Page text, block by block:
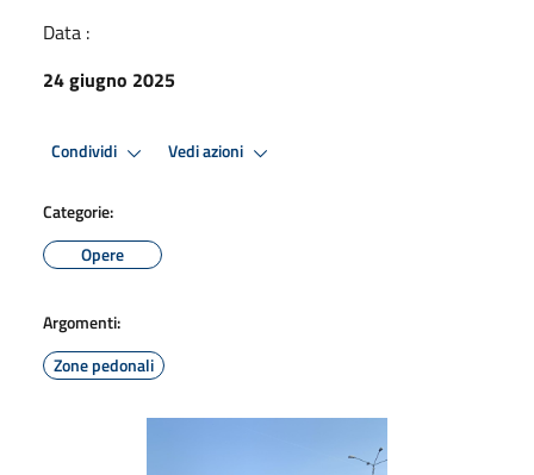
Data :
24 giugno 2025
Condividi Vedi azioni
Categorie:
Opere
Argomenti:
Zone pedonali